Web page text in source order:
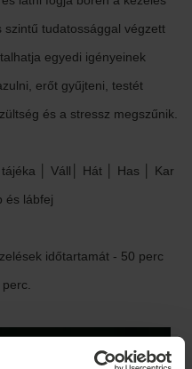
szintű tudatossággal végzett
egyedi igényeinek
erőt gyűjteni, testét
és a stressz megszűnik.
│ Váll│ Hát │ Has │ Kar
és lábfej
időtartamát - 50 perc